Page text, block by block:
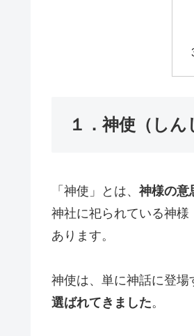
１．神使（しん
「神使」とは、 神様の意
神社に祀られている神様
あります。
神使は、単に神話に登場
選ばれてきました。